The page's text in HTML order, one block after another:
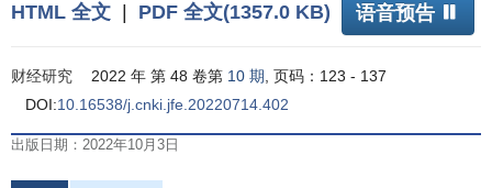
HTML 全文 PDF 全文(1357.0 KB) 语音预告
财经研究 2022 年 第 48 卷第 10 期 , 页码：123 - 137
DOI:10.16538/j.cnki.jfe.20220714.402
出版日期：2022年10月3日